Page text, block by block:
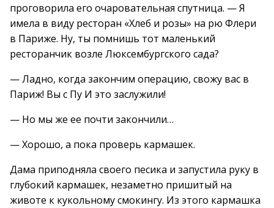
проговорила его очаровательная спутница. — Я
имела в виду ресторан «Хлеб и розы» на рю Флери
в Париже. Ну, ты помнишь тот маленький
ресторанчик возле Люксембургского сада?
— Ладно, когда закончим операцию, свожу вас в
Париж! Вы с Пу И это заслужили!
— Но мы же ее почти закончили…
— Хорошо, а пока проверь кармашек.
Дама приподняла своего песика и запустила руку в
глубокий кармашек, незаметно пришитый на
животе к кукольному смокингу. Из этого кармашка